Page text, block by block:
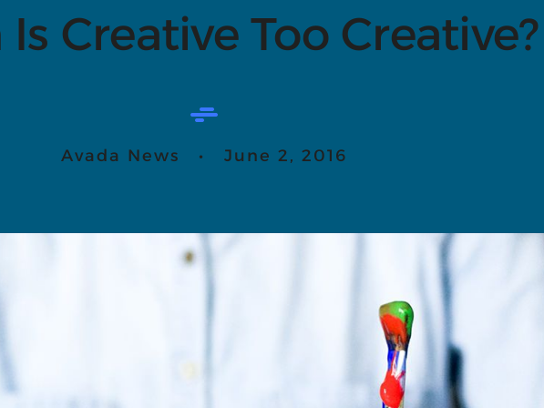
Creative Too Creative?
Avada News • June 2, 2016